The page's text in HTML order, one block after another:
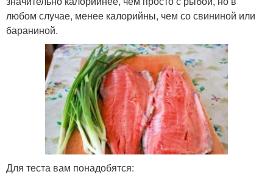
любом случае, менее калорийны, чем со свининой или
бараниной.
Для теста вам понадобятся: